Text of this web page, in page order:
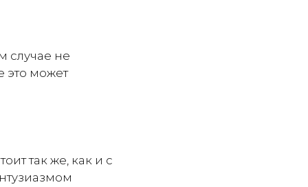
случае не
это может
так же, как и с